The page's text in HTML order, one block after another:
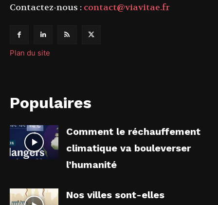
Contactez-nous : contact@viavitae.fr
Plan du site
Populaires
Comment le réchauffement
climatique va bouleverser
l’humanité
Nos villes sont-elles